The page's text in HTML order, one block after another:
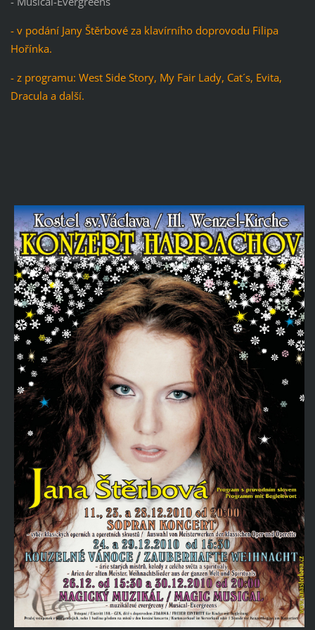
- v podání Jany Štěrbové za klavírního doprovodu Filipa
Hořínka.
- z programu: West Side Story, My Fair Lady, Cat´s, Evita,
Dracula a další.